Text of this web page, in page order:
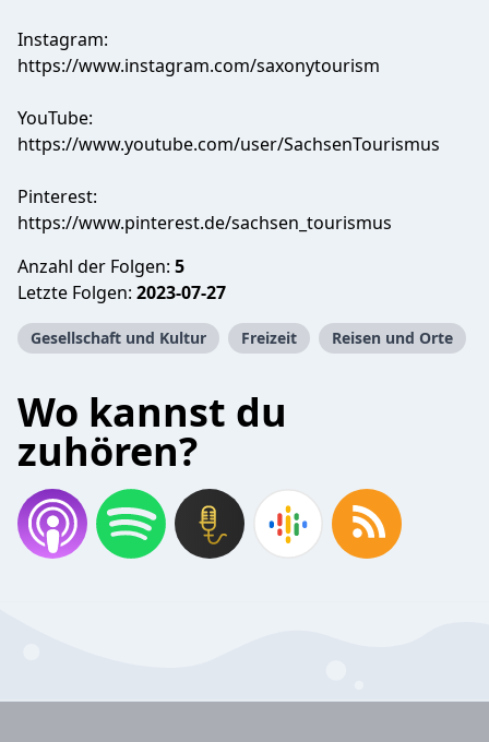
Instagram:
https://www.instagram.com/saxonytourism
YouTube:
https://www.youtube.com/user/SachsenTourismus
Pinterest:
https://www.pinterest.de/sachsen_tourismus
Anzahl der Folgen: 5
Letzte Folgen: 2023-07-27
Gesellschaft und Kultur Freizeit Reisen und Orte
Wo kannst du
zuhören?